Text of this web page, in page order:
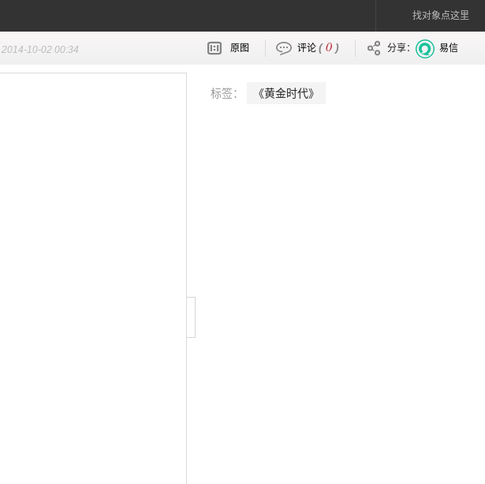
找对象点这里
2014-10-02 00:34 原图 评论 (0 ) 分享： 易信
标签： 《黄金时代》